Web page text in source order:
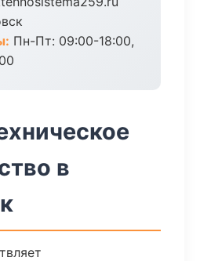
Пн-Пт: 09:00-18:00,
в